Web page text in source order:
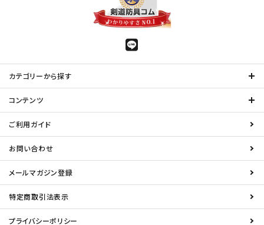
カテゴリーから探す
コンテンツ
ご利用ガイド
お問い合わせ
メールマガジン登録
特定商取引法表示
プライバシーポリシー